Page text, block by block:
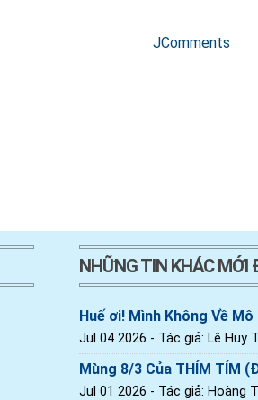
JComments
NHỮNG TIN KHÁC MỚI
Huế ơi! Mình Không Về Mô
Jul 04 2026 - Tác giả: Lê Huy
Mùng 8/3 Của THÍM TÍM
Jul 01 2026 - Tác giả: Hoàng